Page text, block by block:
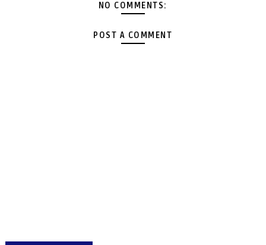
NO COMMENTS:
POST A COMMENT